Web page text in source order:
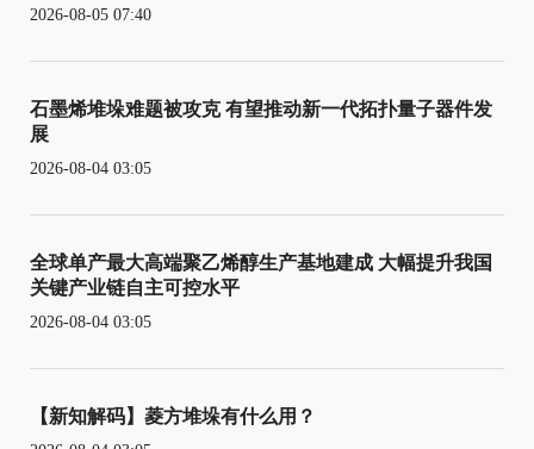
2026-08-05 07:40
石墨烯堆垛难题被攻克 有望推动新一代拓扑量子器件发
展
2026-08-04 03:05
全球单产最大高端聚乙烯醇生产基地建成 大幅提升我国
关键产业链自主可控水平
2026-08-04 03:05
【新知解码】菱方堆垛有什么用？